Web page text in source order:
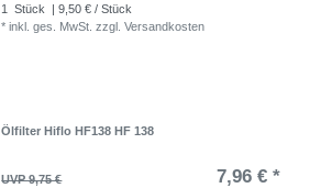
1 Stück
| 9,50 € / Stück
*inkl. ges. MwSt. zzgl.Versandkosten
Ölfilter Hiflo HF138 HF 138
UVP 9,75 € 7,96 € *